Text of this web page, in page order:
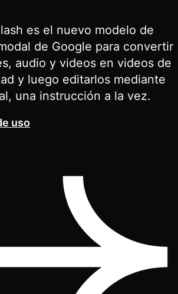
es el nuevo modelo de
de Google para convertir
audio y videos en videos de
y luego editarlos mediante
una instrucción a la vez.
uso